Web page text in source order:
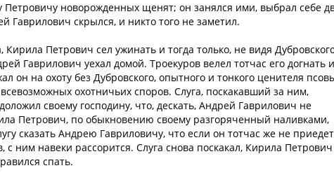
новорожденных щенят; он занялся ими, выбрал себе
Гаврилович скрылся, и никто того не заметил.
Кирила Петрович сел ужинать и тогда только, не видя
Гаврилович уехал домой. Троекуров велел тотчас его догнать и
он на охоту без Дубровского, опытного и тонкого ценителя
охотничьих споров. Слуга, поскакавший за ним,
своему господину, что, дескать, Андрей Гаврилович не
Петрович, по обыкновению своему разгоряченный наливками,
сказать Андрею Гавриловичу, что если он тотчас же не приедет
с ним навеки рассорится. Слуга снова поскакал, Кирила Петрович
спать.